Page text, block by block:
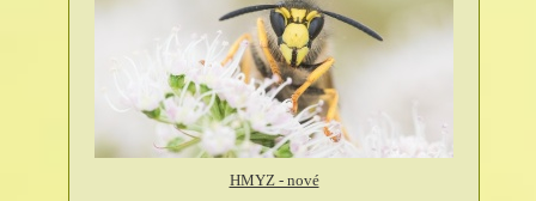
HMYZ - nové